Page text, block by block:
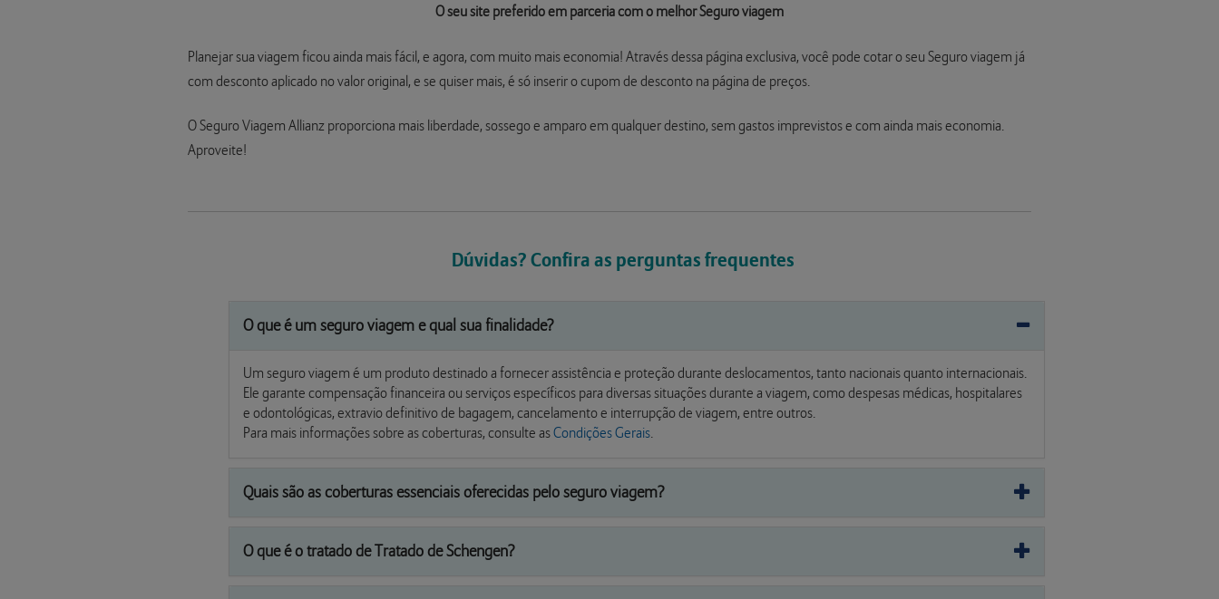
O seu site preferido em parceria com o melhor Seguro viagem
Planejar sua viagem ficou ainda mais fácil, e agora, com muito mais economia! Através dessa página exclusiva, você pode cotar o seu Seguro viagem já
com desconto aplicado no valor original, e se quiser mais, é só inserir o cupom de desconto na página de preços.
O Seguro Viagem Allianz proporciona mais liberdade, sossego e amparo em qualquer destino, sem gastos imprevistos e com ainda mais economia.
Aproveite!
Dúvidas? Confira as perguntas frequentes
O que é um seguro viagem e qual sua finalidade?
Um seguro viagem é um produto destinado a fornecer assistência e proteção durante deslocamentos, tanto nacionais quanto internacionais.
Ele garante compensação financeira ou serviços específicos para diversas situações durante a viagem, como despesas médicas, hospitalares
e odontológicas, extravio definitivo de bagagem, cancelamento e interrupção de viagem, entre outros.
Para mais informações sobre as coberturas, consulte asCondições Gerais.
Quais são as coberturas essenciais oferecidas pelo seguro viagem?
O que é o tratado de Tratado de Schengen?